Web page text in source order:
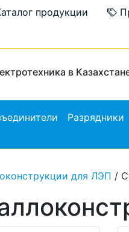
продукции
в
Разрядники
для ЛЭП /